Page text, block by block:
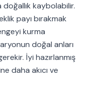
kaybolabilir.
payı bırakmak
kurma
doğal anları
İyi hazırlanmış
daha akıcı ve